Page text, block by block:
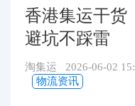
查询运单
物流资讯
香港集运干货
避坑不踩雷
淘集运 2026-06-02
物流资讯